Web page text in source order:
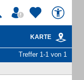
KARTE
Treffer 1-1 von 1